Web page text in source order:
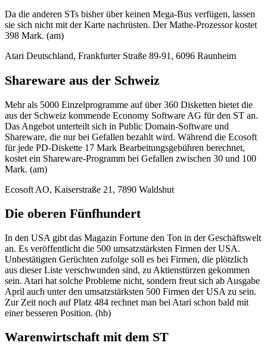
Da die anderen STs bisher über keinen Mega-Bus verfügen, lassen
sie sich nicht mit der Karte nachrüsten. Der Mathe-Prozessor kostet
398 Mark. (am)
Atari Deutschland, Frankfurter Straße 89-91, 6096 Raunheim
Shareware aus der Schweiz
Mehr als 5000 Einzelprogramme auf über 360 Disketten bietet die
aus der Schweiz kommende Economy Software AG für den ST an.
Das Angebot unterteilt sich in Public Domain-Software und
Shareware, die nur bei Gefallen bezahlt wird. Während die Ecosoft
für jede PD-Diskette 17 Mark Bearbeitungsgebühren berechnet,
kostet ein Shareware-Programm bei Gefallen zwischen 30 und 100
Mark. (am)
Ecosoft AO, Kaiserstraße 21, 7890 Waldshut
Die oberen Fünfhundert
In den USA gibt das Magazin Fortune den Ton in der Geschäftswelt
an. Es veröffentlicht die 500 umsatzstärksten Firmen der USA.
Unbestätigten Gerüchten zufolge soll es bei Firmen, die plötzlich
aus dieser Liste verschwunden sind, zu Aktienstürzen gekommen
sein. Atari hat solche Probleme nicht, sondern freut sich ab Ausgabe
April auch unter den umsatzstärksten 500 Firmen der USA zu sein.
Zur Zeit noch auf Platz 484 rechnet man bei Atari schon bald mit
einer besseren Position. (hb)
Warenwirtschaft mit dem ST